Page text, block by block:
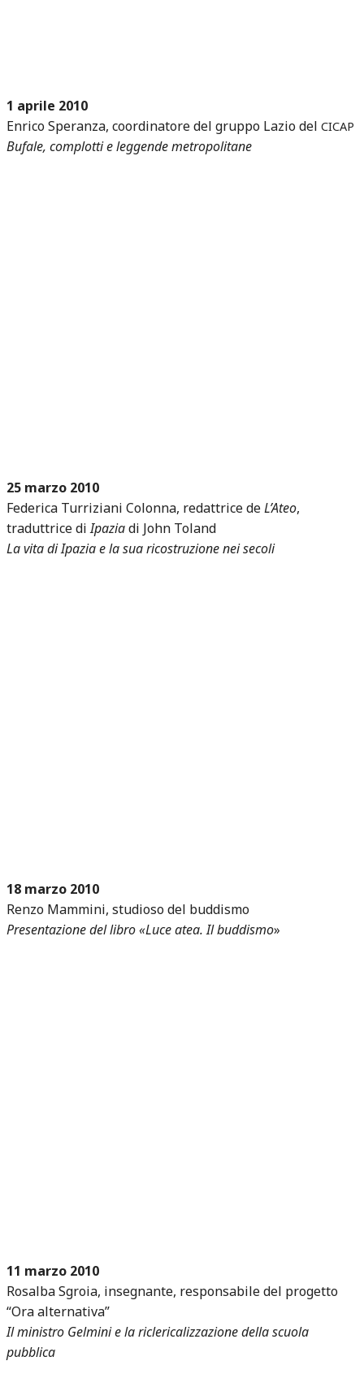
1 aprile 2010
Enrico Speranza, coordinatore del gruppo Lazio del CICAP
Bufale, complotti e leggende metropolitane
25 marzo 2010
Federica Turriziani Colonna, redattrice deL’Ateo,
traduttrice diIpaziadi John Toland
La vita di Ipazia e la sua ricostruzione nei secoli
18 marzo 2010
Renzo Mammini, studioso del buddismo
Presentazione del libro «Luce atea. Il buddismo»
11 marzo 2010
Rosalba Sgroia, insegnante, responsabile del progetto
“Ora alternativa”
Il ministro Gelmini e la riclericalizzazione della scuola
pubblica